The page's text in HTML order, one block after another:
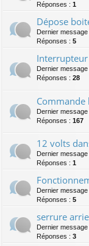
Réponses : 1
Dépose
Dernier
Réponses : 5
Dernier
Réponses : 28
Dernier
Réponses : 167
12 volts
Dernier
Réponses : 1
Dernier
Réponses : 5
serrure
Dernier
Réponses : 3